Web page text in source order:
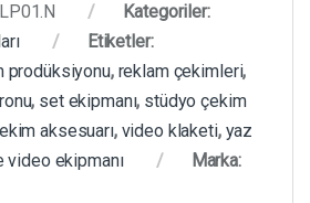
Kategoriler:
Etiketler:
prodüksiyonu, reklam çekimleri,
, set ekipmanı, stüdyo çekim
aksesuarı, video klaketi, yaz
video ekipmanı
Marka: